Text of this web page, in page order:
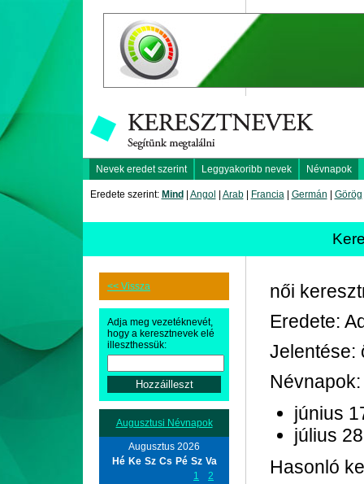
Nevek eredet szerint Leggyakoribb nevek Névnapok
Eredete szerint: Mind Angol Arab| Francia| Germán Görög
<< Vissza
Adja meg vezetéknevét,
hogy a keresztnevek elé
illeszthessük:
Augusztusi Névnapok
Augusztus 2026
Hé Ke Sz Cs Pé Sz Va
1
2
női
Eredete:
Jelentése:
Névnapok:
június
július 28
Hasonló